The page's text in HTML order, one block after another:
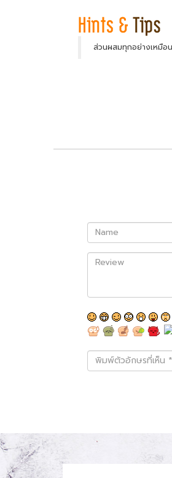
ส่วนผสมทุกอย่างเหมือ
Name
Review
พิมพ์
ตัว